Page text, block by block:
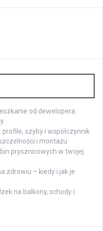
od dewelopera:
szyby i współczynnik
i montażu
prysznicowych w twojej
zdrowiu – kiedy i jak je
na balkony, schody i